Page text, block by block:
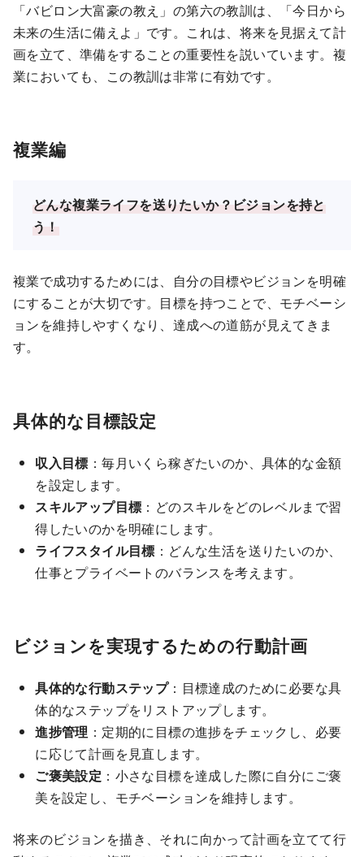
「バビロン大富豪の教え」の第六の教訓は、「今日から
未来の生活に備えよ」です。これは、将来を見据えて計
画を立て、準備をすることの重要性を説いています。複
業においても、この教訓は非常に有効です。
複業編
どんな複業ライフを送りたいか？ビジョンを持と
う！
複業で成功するためには、自分の目標やビジョンを明確
にすることが大切です。目標を持つことで、モチベーシ
ョンを維持しやすくなり、達成への道筋が見えてきま
す。
具体的な目標設定
収入目標 ：毎月いくら稼ぎたいのか、具体的な金額
を設定します。
スキルアップ目標 ：どのスキルをどのレベルまで習
得したいのかを明確にします。
ライフスタイル目標 ：どんな生活を送りたいのか、
仕事とプライベートのバランスを考えます。
ビジョンを実現するための行動計画
具体的な行動ステップ：目標達成のために必要な具
体的なステップをリストアップします。
進捗管理 ：定期的に目標の進捗をチェックし、必要
に応じて計画を見直します。
ご褒美設定 ：小さな目標を達成した際に自分にご褒
美を設定し、モチベーションを維持します。
将来のビジョンを描き、それに向かって計画を立てて行